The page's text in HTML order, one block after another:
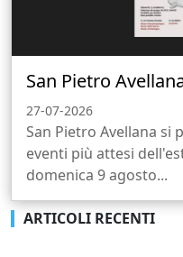
San Pietro
27-07-2026
San Pietro Avellana si
eventi più attesi
domenica 9 agosto...
ARTICOLI RECENTI